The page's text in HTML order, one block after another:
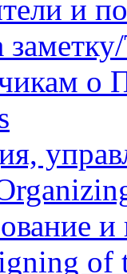
и
о
и
of